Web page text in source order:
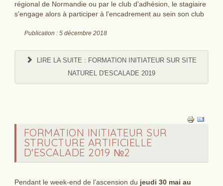
régional de Normandie ou par le club d'adhésion, le stagiaire
s'engage alors à participer à l'encadrement au sein son club
Publication : 5 décembre 2018
LIRE LA SUITE : FORMATION INITIATEUR SUR SITE
NATUREL D'ESCALADE 2019
FORMATION INITIATEUR SUR
STRUCTURE ARTIFICIELLE
D'ESCALADE 2019 №2
Pendant le week-end de l’ascension du jeudi 30 mai au